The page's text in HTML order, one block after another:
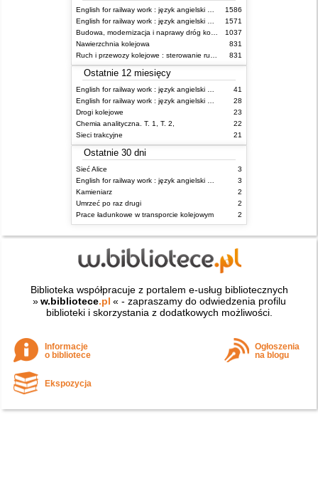
English for railway work : język angielski dla kolejarzy - podręcznik dla początkujących
1586
English for railway work : język angielski dla kolejarzy - podręcznik dla zaawansowanych
1571
Budowa, modernizacja i naprawy dróg kolejowych
1037
Nawierzchnia kolejowa
831
Ruch i przewozy kolejowe : sterowanie ruchem
831
Ostatnie 12 miesięcy
English for railway work : język angielski dla kolejarzy - podręcznik dla zaawansowanych
41
English for railway work : język angielski dla kolejarzy - podręcznik dla początkujących
28
Drogi kolejowe
23
Chemia analityczna. T. 1, T. 2,
22
Sieci trakcyjne
21
Ostatnie 30 dni
Sieć Alice
3
English for railway work : język angielski dla kolejarzy - podręcznik dla zaawansowanych
3
Kamieniarz
2
Umrzeć po raz drugi
2
Prace ładunkowe w transporcie kolejowym
2
Biblioteka współpracuje z portalem e-usług bibliotecznych
» w.bibliotece.pl « - zapraszamy do odwiedzenia profilu
biblioteki i skorzystania z dodatkowych możliwości.
Informacje
o bibliotece
Ogłoszenia
na blogu
Ekspozycja